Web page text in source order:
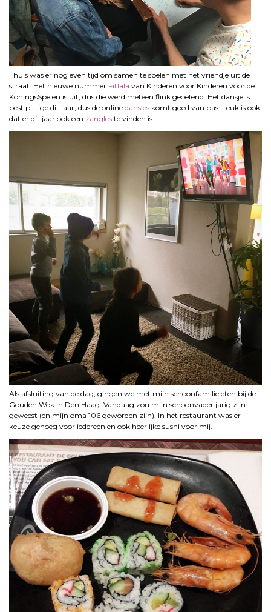
Thuis was er nog even tijd om samen te spelen met het vriendje uit de
straat. Het nieuwe nummer Fitlala van Kinderen voor Kinderen voor de
KoningsSpelen is uit, dus die werd meteen flink geoefend. Het dansje is
best pittige dit jaar, dus de online dansles komt goed van pas. Leuk is ook
dat er dit jaar ook een zangles te vinden is.
Als afsluiting van de dag, gingen we met mijn schoonfamilie eten bij de
Gouden Wok in Den Haag. Vandaag zou mijn schoonvader jarig zijn
geweest (en mijn oma 106 geworden zijn). In het restaurant was er
keuze genoeg voor iedereen en ook heerlijke sushi voor mij.